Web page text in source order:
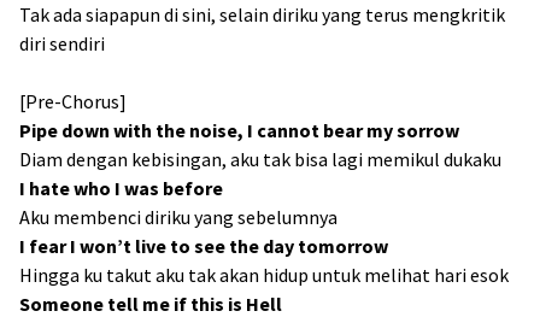
Tak ada siapapun di sini, selain diriku yang terus mengkritik
diri sendiri
[Pre-Chorus]
Pipe down with the noise, I cannot bear my sorrow
Diam dengan kebisingan, aku tak bisa lagi memikul dukaku
I hate who I was before
Aku membenci diriku yang sebelumnya
I fear I won’t live to see the day tomorrow
Hingga ku takut aku tak akan hidup untuk melihat hari esok
Someone tell me if this is Hell